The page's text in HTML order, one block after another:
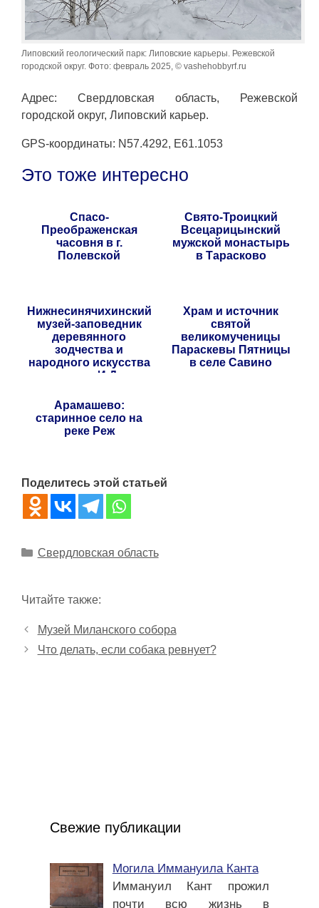
Липовский геологический парк: Липовские карьеры. Режевской
городской округ. Фото: февраль 2025, © vashehobbyrf.ru
Адрес: Свердловская область, Режевской
городской округ, Липовский карьер.
GPS-координаты: N57.4292, E61.1053
Это тоже интересно
Спасо-
Преображенская
часовня в г.
Полевской
Свято-Троицкий
Всецарицынский
мужской монастырь
в Тарасково
Нижнесинячихинский
музей-заповедник
деревянного
зодчества и
народного искусства
имени И.Д.
Храм и источник
святой
великомученицы
Параскевы Пятницы
в селе Савино
Арамашево:
старинное село на
реке Реж
Поделитесь этой статьей
Рубрики
Свердловская область
Читайте также:
Музей Миланского собора
Что делать, если собака ревнует?
Свежие публикации
Могила Иммануила Канта
Иммануил Кант прожил
почти всю жизнь в